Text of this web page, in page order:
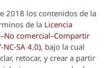
2018 los contenidos de la
de la Licencia
comercial–Compartir
SA 4.0), bajo la cual
retocar, y crear a partir